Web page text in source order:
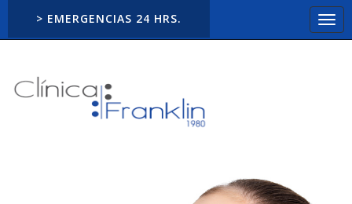
> EMERGENCIAS 24 HRS.